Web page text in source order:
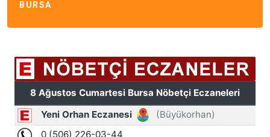
BURSA